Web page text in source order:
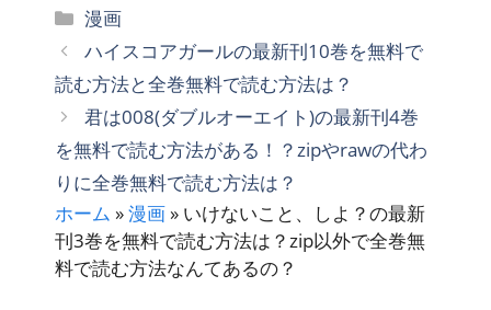
カ
テ
ゴ
リ
ー
漫画
ハイスコアガールの最新刊10巻を無料で
読む方法と全巻無料で読む方法は？
君は008(ダブルオーエイト)の最新刊4巻
を無料で読む方法がある！？zipやrawの代わ
りに全巻無料で読む方法は？
ホーム »漫画 » いけないこと、しよ？の最新
刊3巻を無料で読む方法は？zip以外で全巻無
料で読む方法なんてあるの？